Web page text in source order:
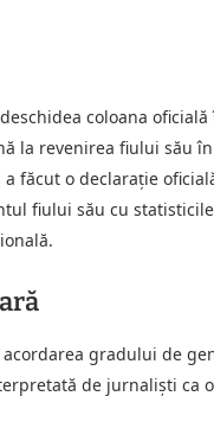
coloana oficială
la revenirea fiului său
făcut o declarație
fiului său cu
gradului de
de jurnaliști ca